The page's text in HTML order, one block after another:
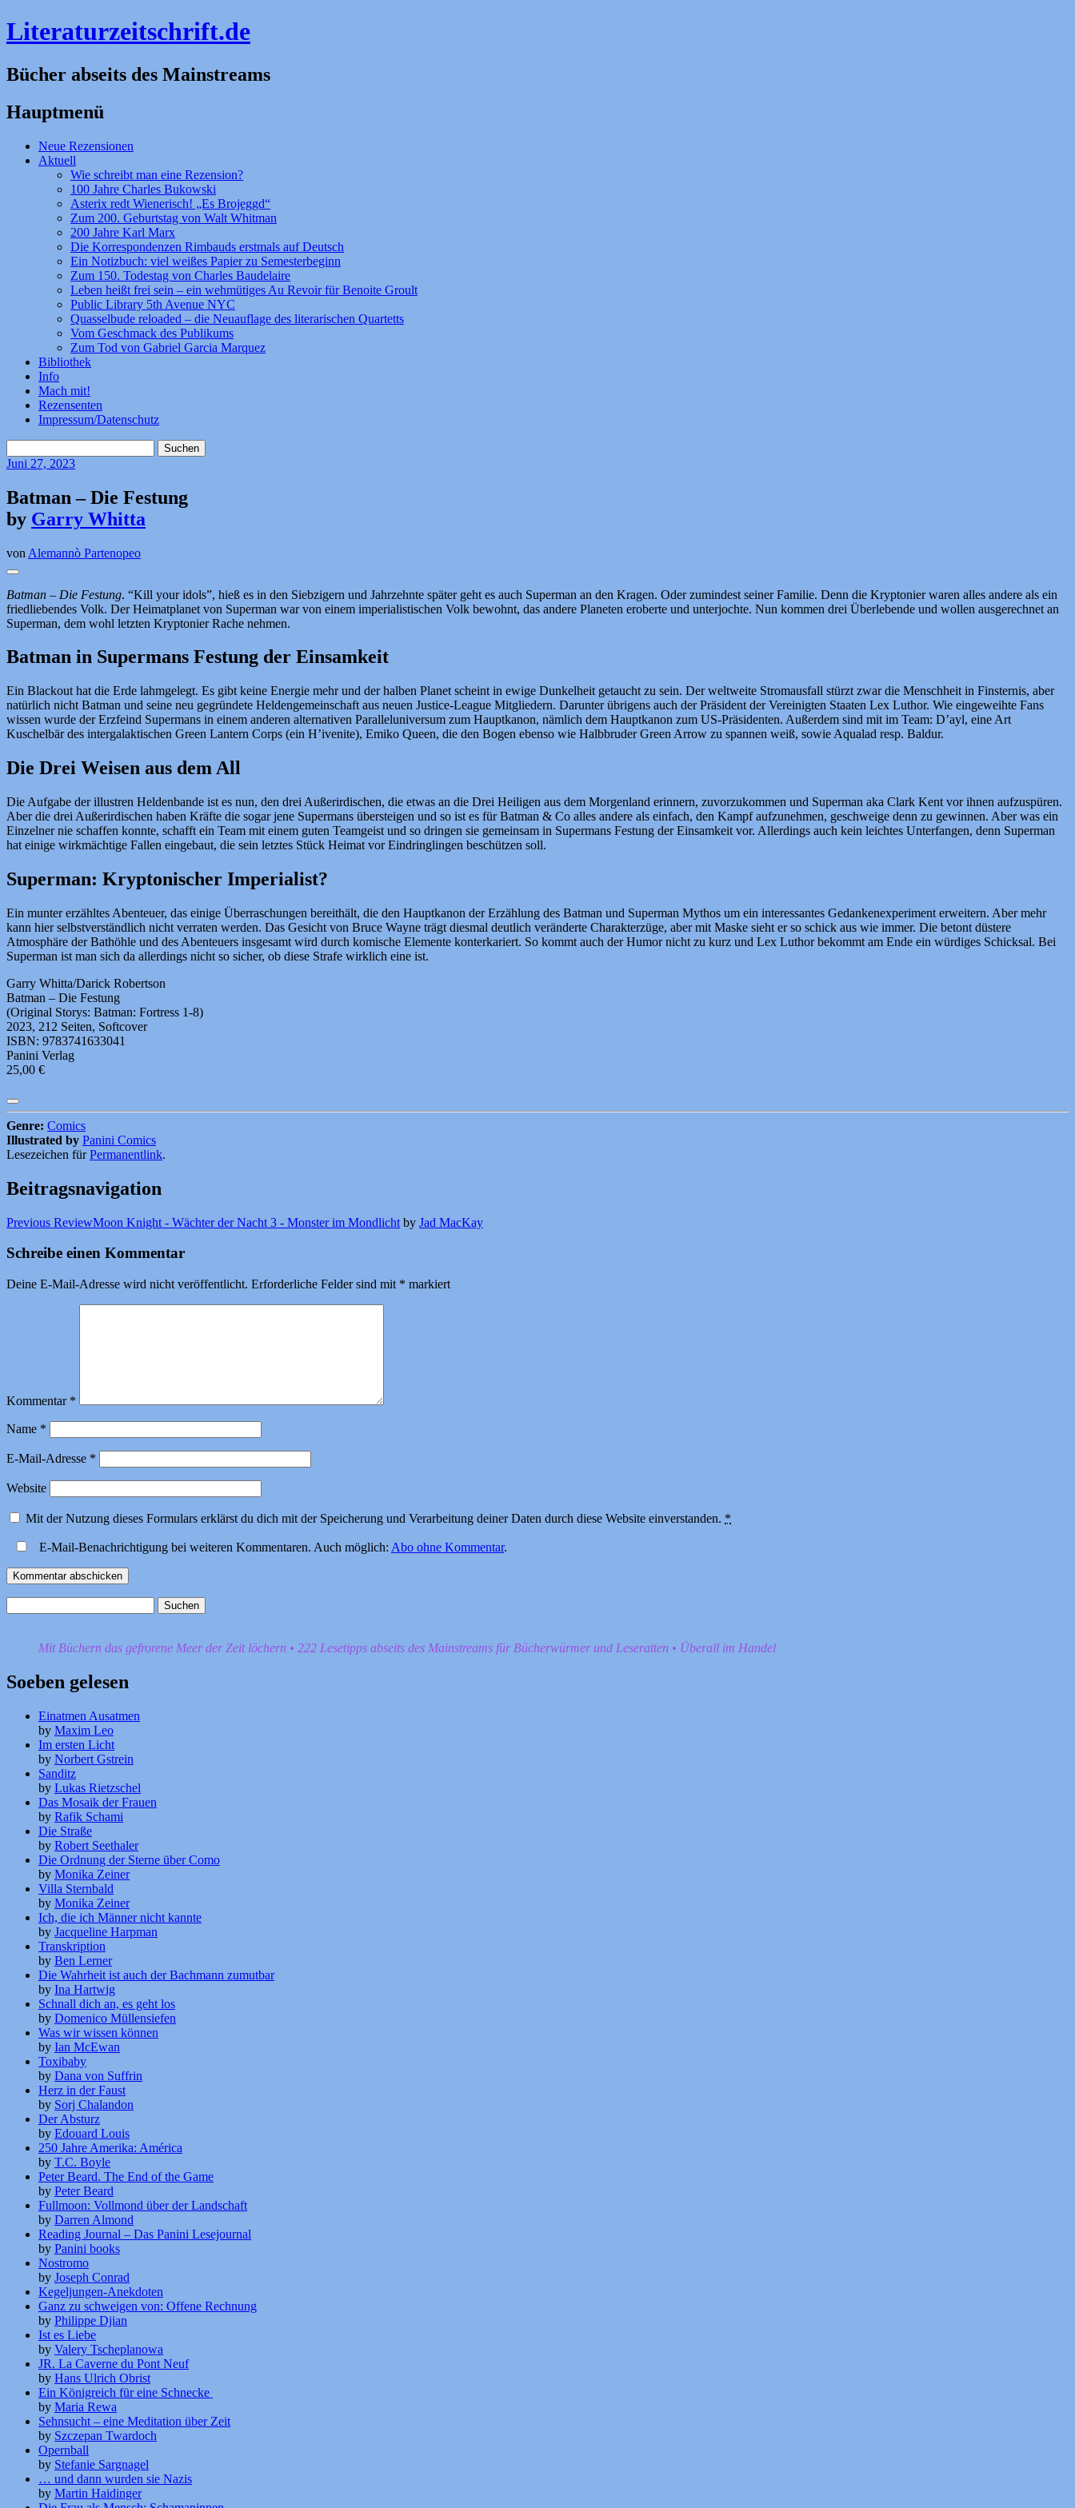
Literaturzeitschrift.de
Bücher abseits des Mainstreams
Hauptmenü
Zum
Inhalt
Neue Rezensionen
Aktuell
Wie schreibt man eine Rezension?
100 Jahre Charles Bukowski
Asterix redt Wienerisch! „Es Brojeggd“
Zum 200. Geburtstag von Walt Whitman
200 Jahre Karl Marx
Die Korrespondenzen Rimbauds erstmals auf Deutsch
Ein Notizbuch: viel weißes Papier zu Semesterbeginn
Zum 150. Todestag von Charles Baudelaire
Leben heißt frei sein – ein wehmütiges Au Revoir für Benoite Groult
Public Library 5th Avenue NYC
Quasselbude reloaded – die Neuauflage des literarischen Quartetts
Vom Geschmack des Publikums
Zum Tod von Gabriel Garcia Marquez
Bibliothek
Info
Mach mit!
Rezensenten
Impressum/Datenschutz
nach:
Juni 27, 2023
Batman – Die Festung
by Garry Whitta
von Alemannò Partenopeo
Batman – Die Festung. “Kill your idols”, hieß es in den Siebzigern und Jahrzehnte später geht es auch Superman an den Kragen. Oder zumindest seiner Familie. Denn die Kryptonier waren alles andere als ein
friedliebendes Volk. Der Heimatplanet von Superman war von einem imperialistischen Volk bewohnt, das andere Planeten eroberte und unterjochte. Nun kommen drei Überlebende und wollen ausgerechnet an
Superman, dem wohl letzten Kryptonier Rache nehmen.
Batman in Supermans Festung der Einsamkeit
Ein Blackout hat die Erde lahmgelegt. Es gibt keine Energie mehr und der halben Planet scheint in ewige Dunkelheit getaucht zu sein. Der weltweite Stromausfall stürzt zwar die Menschheit in Finsternis, aber
natürlich nicht Batman und seine neu gegründete Heldengemeinschaft aus neuen Justice-League Mitgliedern. Darunter übrigens auch der Präsident der Vereinigten Staaten Lex Luthor. Wie eingeweihte Fans
wissen wurde der Erzfeind Supermans in einem anderen alternativen Paralleluniversum zum Hauptkanon, nämlich dem Hauptkanon zum US-Präsidenten. Außerdem sind mit im Team: D’ayl, eine Art
Kuschelbär des intergalaktischen Green Lantern Corps (ein H’ivenite), Emiko Queen, die den Bogen ebenso wie Halbbruder Green Arrow zu spannen weiß, sowie Aqualad resp. Baldur.
Die Drei Weisen aus dem All
Die Aufgabe der illustren Heldenbande ist es nun, den drei Außerirdischen, die etwas an die Drei Heiligen aus dem Morgenland erinnern, zuvorzukommen und Superman aka Clark Kent vor ihnen aufzuspüren.
Aber die drei Außerirdischen haben Kräfte die sogar jene Supermans übersteigen und so ist es für Batman & Co alles andere als einfach, den Kampf aufzunehmen, geschweige denn zu gewinnen. Aber was ein
Einzelner nie schaffen konnte, schafft ein Team mit einem guten Teamgeist und so dringen sie gemeinsam in Supermans Festung der Einsamkeit vor. Allerdings auch kein leichtes Unterfangen, denn Superman
hat einige wirkmächtige Fallen eingebaut, die sein letztes Stück Heimat vor Eindringlingen beschützen soll.
Superman: Kryptonischer Imperialist?
Ein munter erzähltes Abenteuer, das einige Überraschungen bereithält, die den Hauptkanon der Erzählung des Batman und Superman Mythos um ein interessantes Gedankenexperiment erweitern. Aber mehr
kann hier selbstverständlich nicht verraten werden. Das Gesicht von Bruce Wayne trägt diesmal deutlich veränderte Charakterzüge, aber mit Maske sieht er so schick aus wie immer. Die betont düstere
Atmosphäre der Bathöhle und des Abenteuers insgesamt wird durch komische Elemente konterkariert. So kommt auch der Humor nicht zu kurz und Lex Luthor bekommt am Ende ein würdiges Schicksal. Bei
Superman ist man sich da allerdings nicht so sicher, ob diese Strafe wirklich eine ist.
Garry Whitta/Darick Robertson
Batman – Die Festung
(Original Storys: Batman: Fortress 1-8)
2023, 212 Seiten, Softcover
ISBN: 9783741633041
Panini Verlag
25,00 €
Genre: Comics
Illustrated by Panini Comics
Lesezeichen fürPermanentlink.
Beitragsnavigation
Previous ReviewMoon Knight - Wächter der Nacht 3 - Monster im Mondlicht by Jad MacKay
Schreibe einen Kommentar
Deine E-Mail-Adresse wird nicht veröffentlicht. Erforderliche Felder sind mit * markiert
Kommentar *
Name *
E-Mail-Adresse *
Website
Mit der Nutzung dieses Formulars erklärst du dich mit der Speicherung und Verarbeitung deiner Daten durch diese Website einverstanden. *
E-Mail-Benachrichtigung bei weiteren Kommentaren. Auch möglich: Abo ohne Kommentar.
nach:
Mit Büchern das gefrorene Meer der Zeit löchern • 222 Lesetipps abseits des Mainstreams für Bücherwürmer und Leseratten • Überall im Handel
Soeben gelesen
Einatmen Ausatmen
by Maxim Leo
Im ersten Licht
by Norbert Gstrein
Sanditz
by Lukas Rietzschel
Das Mosaik der Frauen
by Rafik Schami
Die Straße
by Robert Seethaler
Die Ordnung der Sterne über Como
by Monika Zeiner
Villa Sternbald
by Monika Zeiner
Ich, die ich Männer nicht kannte
by Jacqueline Harpman
Transkription
by Ben Lerner
Die Wahrheit ist auch der Bachmann zumutbar
by Ina Hartwig
Schnall dich an, es geht los
by Domenico Müllensiefen
Was wir wissen können
by Ian McEwan
Toxibaby
by Dana von Suffrin
Herz in der Faust
by Sorj Chalandon
Der Absturz
by Edouard Louis
250 Jahre Amerika: América
by T.C. Boyle
Peter Beard. The End of the Game
by Peter Beard
Fullmoon: Vollmond über der Landschaft
by Darren Almond
Reading Journal – Das Panini Lesejournal
by Panini books
Nostromo
by Joseph Conrad
Kegeljungen-Anekdoten
Ganz zu schweigen von: Offene Rechnung
by Philippe Djian
Ist es Liebe
by Valery Tscheplanowa
JR. La Caverne du Pont Neuf
by Hans Ulrich Obrist
Ein Königreich für eine Schnecke
by Maria Rewa
Sehnsucht – eine Meditation über Zeit
by Szczepan Twardoch
Opernball
by Stefanie Sargnagel
… und dann wurden sie Nazis
by Martin Haidinger